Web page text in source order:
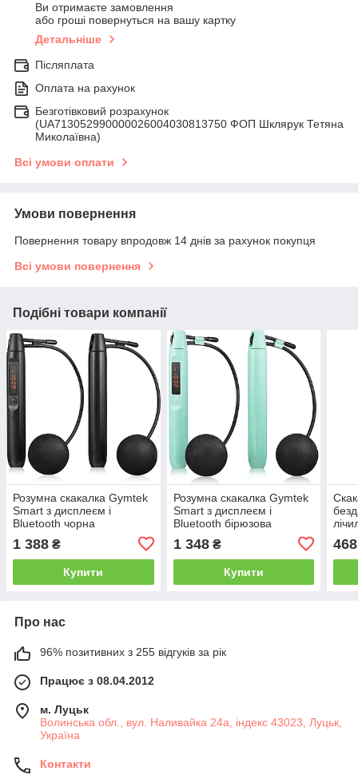
Ви отримаєте замовлення
або гроші повернуться на вашу картку
Детальніше
Післяплата
Оплата на рахунок
Безготівковий розрахунок
(UA713052990000026004030813750 ФОП Шклярук Тетяна
Миколаївна)
Всі умови оплати
Умови повернення
Повернення товару впродовж 14 днів за рахунок покупця
Всі умови повернення
Подібні товари компанії
Розумна скакалка Gymtek
Smart з дисплеєм і
Bluetooth чорна
1 388 ₴
Купити
Розумна скакалка Gymtek
Smart з дисплеєм і
Bluetooth бірюзова
1 348₴
Купити
468
Про нас
96% позитивних з 255 відгуків за рік
Працює з 08.04.2012
м. Луцьк
Волинська обл., вул. Наливайка 24а, індекс 43023, Луцьк,
Україна
Контакти